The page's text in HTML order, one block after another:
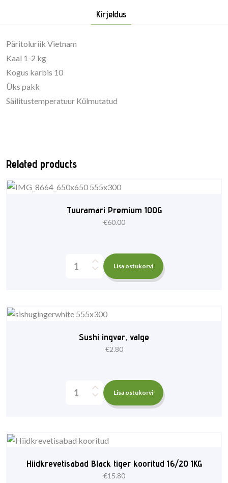
Kirjeldus
Päritoluriik Vietnam
Kaal 1-2 kg
Kogus karbis 10
Üks pakk
Säilitustemperatuur Külmutatud
Related products
Tuuramari Premium 100G
€60.00
Lisa ostukorvi
Sushi ingver, valge
€2.80
Lisa ostukorvi
Hiidkrevetisabad Black tiger kooritud 16/20 1KG
€15.80